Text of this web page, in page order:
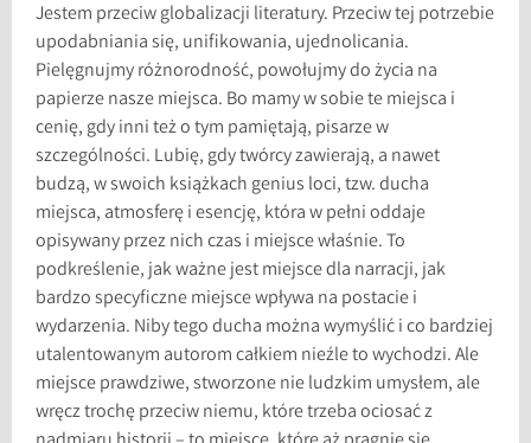
Jestem przeciw globalizacji literatury. Przeciw tej potrzebie
upodabniania się, unifikowania, ujednolicania.
Pielęgnujmy różnorodność, powołujmy do życia na
papierze nasze miejsca. Bo mamy w sobie te miejsca i
cenię, gdy inni też o tym pamiętają, pisarze w
szczególności. Lubię, gdy twórcy zawierają, a nawet
budzą, w swoich książkach genius loci, tzw. ducha
miejsca, atmosferę i esencję, która w pełni oddaje
opisywany przez nich czas i miejsce właśnie. To
podkreślenie, jak ważne jest miejsce dla narracji, jak
bardzo specyficzne miejsce wpływa na postacie i
wydarzenia. Niby tego ducha można wymyślić i co bardziej
utalentowanym autorom całkiem nieźle to wychodzi. Ale
miejsce prawdziwe, stworzone nie ludzkim umysłem, ale
wręcz trochę przeciw niemu, które trzeba ociosać z